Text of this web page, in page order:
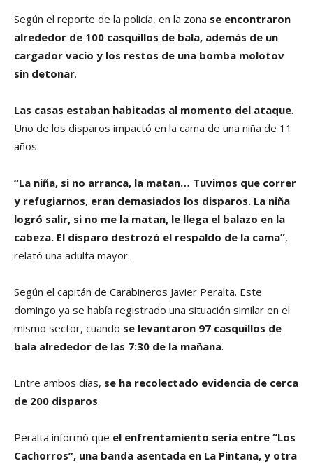
Según el reporte de la policía, en la zona se encontraron
alrededor de 100 casquillos de bala, además de un
cargador vacío y los restos de una bomba molotov
sin detonar.
Las casas estaban habitadas al momento del ataque.
Uno de los disparos impactó en la cama de una niña de 11
años.
“La niña, si no arranca, la matan… Tuvimos que correr
y refugiarnos, eran demasiados los disparos. La niña
logró salir, si no me la matan, le llega el balazo en la
cabeza. El disparo destrozó el respaldo de la cama”,
relató una adulta mayor.
Según el capitán de Carabineros Javier Peralta. Este
domingo ya se había registrado una situación similar en el
mismo sector, cuando se levantaron 97 casquillos de
bala alrededor de las 7:30 de la mañana.
Entre ambos días, se ha recolectado evidencia de cerca
de 200 disparos.
Peralta informó que el enfrentamiento sería entre “Los
Cachorros”, una banda asentada en La Pintana, y otra